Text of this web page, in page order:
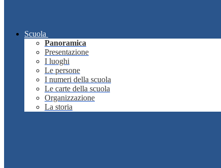
Scuola
Panoramica
Presentazione
I luoghi
Le persone
I numeri della scuola
Le carte della scuola
Organizzazione
La storia